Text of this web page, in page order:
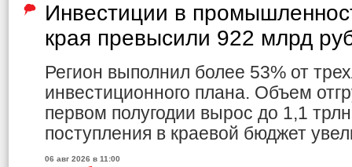
Инвестиции в
края превысили 922 млрд
Регион выполнил более 53% от
инвестиционного плана. Объем
первом полугодии вырос до 1,1
поступления в краевой бюджет
06 авг 2026 в 11:00